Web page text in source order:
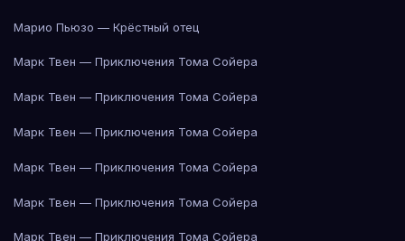
Марио Пьюзо — Крёстный отец
Марк Твен — Приключения Тома Сойера
Марк Твен — Приключения Тома Сойера
Марк Твен — Приключения Тома Сойера
Марк Твен — Приключения Тома Сойера
Марк Твен — Приключения Тома Сойера
Марк Твен — Приключения Тома Сойера